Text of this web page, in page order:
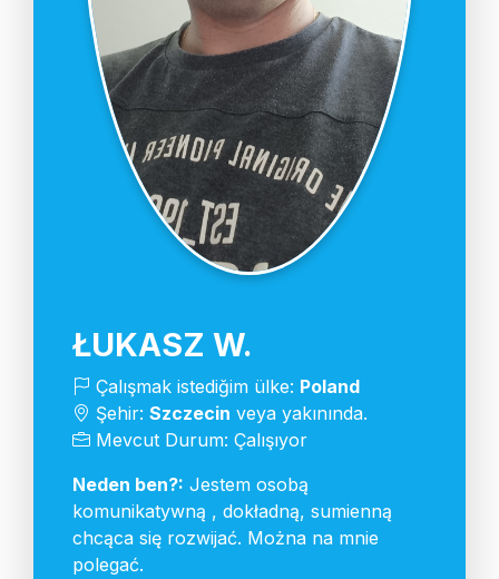
ŁUKASZ W.
Çalışmak istediğim ülke: Poland
Şehir: Szczecin veya yakınında.
Mevcut Durum: Çalışıyor
Neden ben?: Jestem osobą
komunikatywną , dokładną, sumienną
chcąca się rozwijać. Można na mnie
polegać.